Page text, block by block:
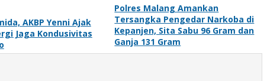
AKBP Yenni Ajak
Jaga Kondusivitas
Polres Malang Amankan
Tersangka Pengedar Narkoba di
Kepanjen, Sita Sabu 96 Gram dan
Ganja 131 Gram